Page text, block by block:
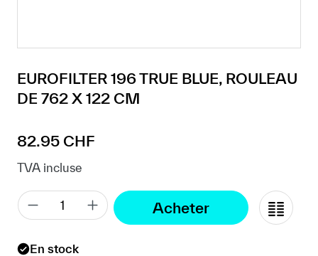
EUROFILTER 196 TRUE BLUE, ROULEAU
DE 762 X 122 CM
Prix régulier :
82.95 CHF
TVA incluse
Acheter
En stock